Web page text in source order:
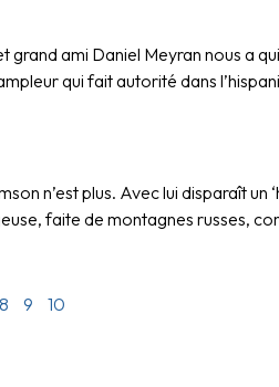
ami Daniel Meyran nous a
qui fait autorité dans
n’est plus. Avec lui disparaît un
faite de montagnes russes,
8 9 10